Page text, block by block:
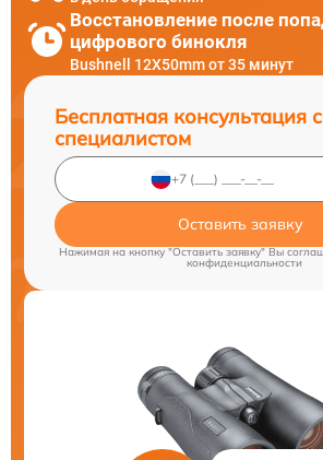
Восстановление после
цифрового бинокля
Bushnell 12X50mm от 35 минут
Бесплатная консультация
специалистом
Оставить заявку
Нажимая на кнопку "Оставить заявку" Вы
конфиденциальности